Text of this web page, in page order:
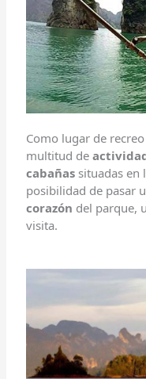
Como lugar de
multitud de
cabañas situadas en
posibilidad de pasar
corazón del parque,
visita.